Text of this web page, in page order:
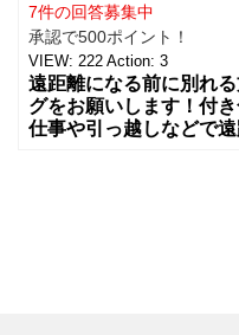
7件の回答募集中
承認で500ポイント！
VIEW: 222 Action: 3
遠距離になる前に別れ
グをお願いします！付
仕事や引っ越しなどで